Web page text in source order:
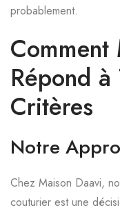
probablement.
Comment
Répond à
Critères
Notre
Chez Maison Daavi,
couturier est une